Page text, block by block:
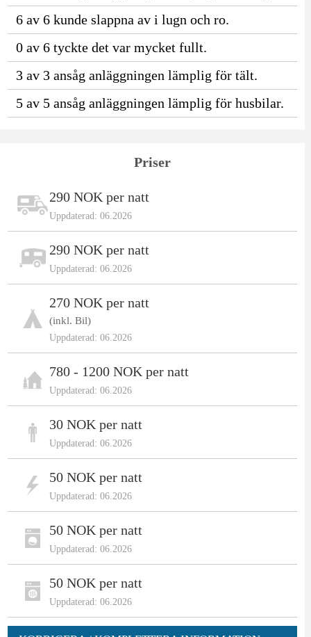
6 av 6 kunde slappna av i lugn och ro.
0 av 6 tyckte det var mycket fullt.
3 av 3 ansåg anläggningen lämplig för tält.
5 av 5 ansåg anläggningen lämplig för husbilar.
Priser
290 NOK per natt
Uppdaterad: 06.2026
290 NOK per natt
Uppdaterad: 06.2026
270 NOK per natt
(inkl. Bil)
Uppdaterad: 06.2026
780 - 1200 NOK per natt
Uppdaterad: 06.2026
30 NOK per natt
Uppdaterad: 06.2026
50 NOK per natt
Uppdaterad: 06.2026
50 NOK per natt
Uppdaterad: 06.2026
50 NOK per natt
Uppdaterad: 06.2026